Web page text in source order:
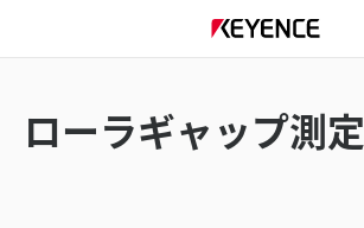
ローラギャップ測定